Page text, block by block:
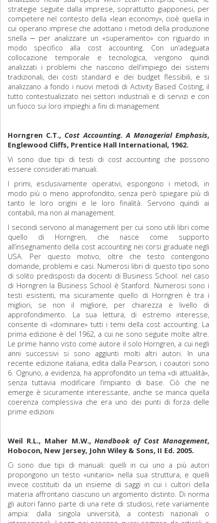
strategie seguite dalla imprese, soprattutto giapponesi, per
competere nel contesto della «lean economy», cioè quella in
cui operano imprese che adottano i metodi della produzione
snella ‒ per analizzare un «superamento» con riguardo in
modo specifico alla cost accounting. Con un’adeguata
collocazione temporale e tecnologica, vengono quindi
analizzati i problemi che nascono dell'impiego dei sistemi
tradizionali, dei costi standard e dei budget flessibili, e si
analizzano a fondo i nuovi metodi di Activity Based Costing, il
tutto contestualizzato nei settori industriali e di servizi e con
un fuoco sui loro impieghi a fini di management
Horngren C.T., Cost Accounting. A Managerial Emphasis,
Englewood Cliffs, Prentice Hall International, 1962.
Vi sono due tipi di testi di cost accounting che possono
essere considerati manuali.
I primi, esclusivamente operativi, espongono i metodi, in
modo più o meno approfondito, senza però spiegare più di
tanto le loro origini e le loro finalità. Servono quindi ai
contabili, ma non al management.
I secondi servono al management per cui sono utili libri come
quello di Horngren, che nasce come supporto
all’insegnamento della cost accounting nei corsi graduate negli
USA. Per questo motivo, oltre che testo contengono
domande, problemi e casi. Numerosi libri di questo tipo sono
di solito predisposti da docenti di Business School: nel caso
di Horngren la Business School è Stanford. Numerosi sono i
testi esistenti, ma sicuramente quello di Horngren è tra i
migliori, se non il migliore, per chiarezza e livello di
approfondimento. La sua lettura, di estremo interesse,
consente di «dominare» tutti i temi della cost accounting. La
prima edizione è del 1962, a cui ne sono seguite molte altre.
Le prime hanno visto come autore il solo Horngren, a cui negli
anni successivi si sono aggiunti molti altri autori. In una
recente edizione italiana, edita dalla Pearson, i coautori sono
6. Ognuno, a evidenza, ha approfondito un tema «di attualità»,
senza tuttavia modificare l’impianto di base. Ciò che ne
emerge è sicuramente interessante, anche se manca quella
coerenza complessiva che era uno dei punti di forza delle
prime edizioni
Weil R.L., Maher M.W.,Handbook of Cost Management,
Hobocon, New Jersey, John Wiley & Sons, II Ed. 2005.
Ci sono due tipi di manuali: quelli in cui uno a più autori
propongono un testo «unitario» nella sua struttura, e quelli
invece costituiti da un insieme di saggi in cui i cultori della
materia affrontano ciascuno un argomento distinto. Di norma
gli autori fanno parte di una rete di studiosi, rete variamente
ampia: dalla singola università, a contesti nazionali o